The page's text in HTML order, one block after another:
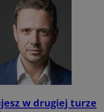
w drugiej turze